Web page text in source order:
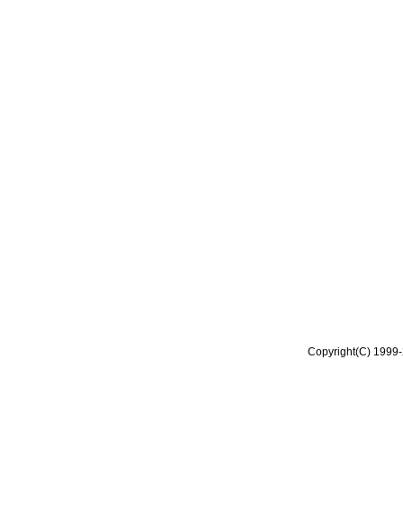
Copyright(C)